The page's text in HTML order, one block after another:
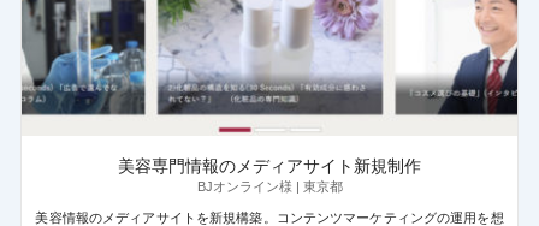
美容専門情報のメディアサイト新規制作
BJオンライン様 | 東京都
美容情報のメディアサイトを新規構築。コンテンツマーケティングの運用を想